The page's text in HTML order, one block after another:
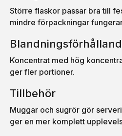
Större flaskor passar bra till
mindre förpackningar
Koncentrat med hög
ger fler portioner.
Tillbehör
Muggar och sugrör gör
ger en mer komplett